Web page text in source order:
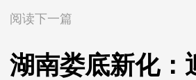
阅读下一篇
湖南娄底新化：